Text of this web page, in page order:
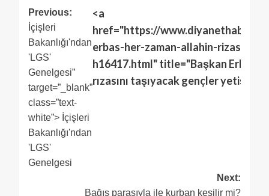
Previous:
İçişleri
Bakanlığı'ndan
'LGS'
Genelgesi”
target=”_blank”
class=”text-
white”> İçişleri
Bakanlığı'ndan
'LGS'
Genelgesi
<a
href="https://
erbas-her-zaman-allahin-rizasini-
h16417.html" title="Başkan Erbaş:
rızasını taşıyacak gençler
Next:
Bağış parasıyla ile kurban kesilir mi?